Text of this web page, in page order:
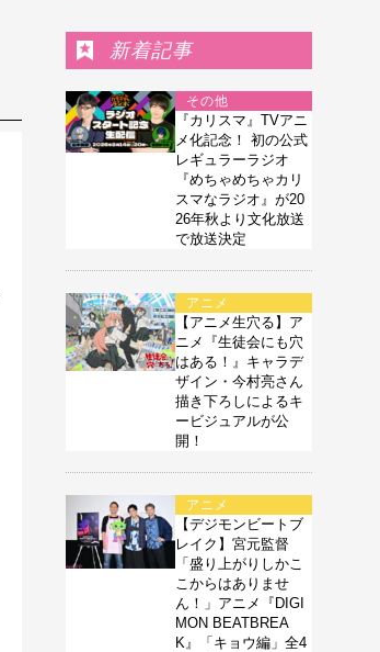
新着記事
その他
『カリスマ』TVアニ
メ化記念！ 初の公式
レギュラーラジオ
『めちゃめちゃカリ
スマなラジオ』が20
26年秋より文化放送
で放送決定
アニメ
【アニメ生穴る】ア
ニメ『生徒会にも穴
はある！』キャラデ
ザイン・今村亮さん
描き下ろしによるキ
ービジュアルが公
開！
アニメ
【デジモンビートブ
レイク】宮元監督
「盛り上がりしかこ
こからはありませ
ん！」アニメ『DIGI
MON BEATBREA
K』「キョウ編」全4